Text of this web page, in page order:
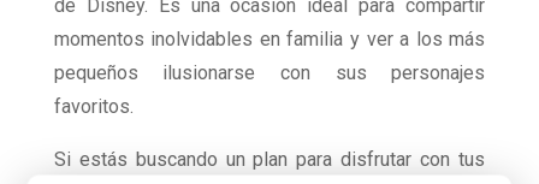
de Disney. Es una ocasión ideal para compartir
momentos inolvidables en familia y ver a los más
pequeños ilusionarse con sus personajes
favoritos.
Si estás buscando un plan para disfrutar con tus